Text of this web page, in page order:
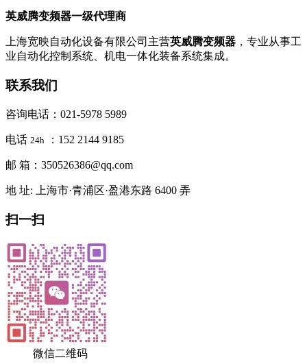
英威腾变频器一级代理商
上海宽映自动化设备有限公司主营英威腾变频器 ，专业从事工
业自动化控制系统、机电一体化装备系统集成。
联系我们
咨询电话：021-5978 5989
电话 24h ：152 2144 9185
邮 箱：350526386@qq.com
地 址: 上海市·青浦区·盈港东路 6400 弄
扫一扫
微信二维码